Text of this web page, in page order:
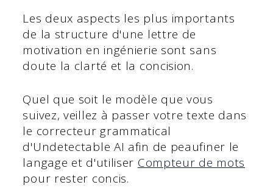
Les deux aspects les plus importants
de la structure d'une lettre de
motivation en ingénierie sont sans
doute la clarté et la concision.
Quel que soit le modèle que vous
suivez, veillez à passer votre texte dans
le correcteur grammatical
d'Undetectable AI afin de peaufiner le
langage et d'utiliser Compteur de mots
pour rester concis.